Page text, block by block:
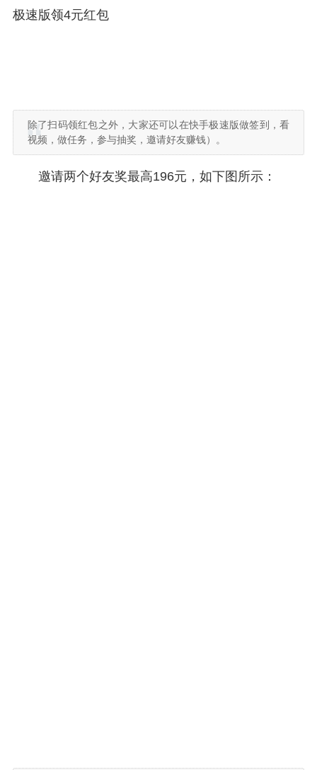
极速版领4元红包
除了扫码领红包之外，大家还可以在快手极速版做签到，看
视频，做任务，参与抽奖，邀请好友赚钱）。
邀请两个好友奖最高196元，如下图所示：